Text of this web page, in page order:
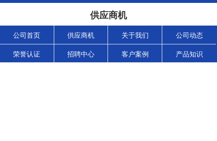
供应商机
公司首页 供应商机 关于我们 公司动态
荣誉认证 招聘中心 客户案例 产品知识